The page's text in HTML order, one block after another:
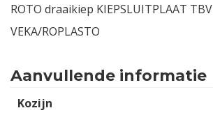
ROTO draaikiep KIEPSLUITPLAAT TBV
VEKA/ROPLASTO
Aanvullende informatie
Kozijn